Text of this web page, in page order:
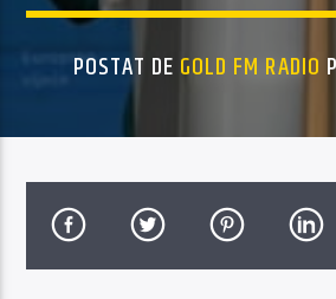
POSTAT DE GOLD FM RADIO